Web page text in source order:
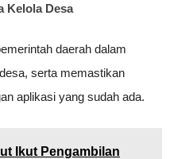
Kelola Desa
daerah dalam
serta memastikan
aplikasi yang sudah ada.
Ikut Pengambilan